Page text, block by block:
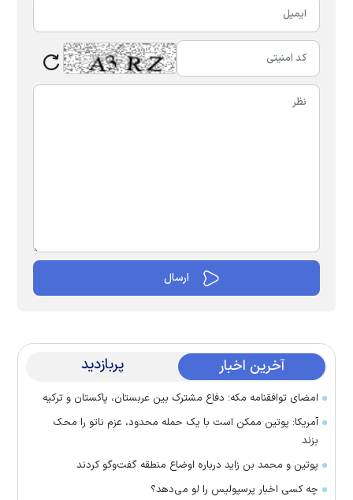
آخرین اخبار پربازدید
امضای توافقنامه مکه؛ دفاع مشترک بین عربستان، پاکستان و ترکیه
آمریکا: پوتین ممکن است با یک حمله محدود، عزم ناتو را محک
بزند
پوتین و محمد بن زاید درباره اوضاع منطقه گفت‌وگو کردند
چه کسی اخبار پرسپولیس را لو می‌دهد؟